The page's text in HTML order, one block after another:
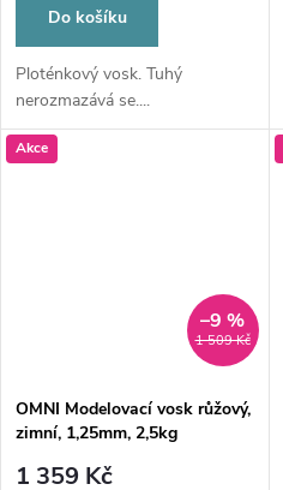
Do košíku
Ploténkový vosk. Tuhý
nerozmazává se....
Akce
1 509 Kč
–9 %
OMNI Modelovací vosk růžový,
zimní, 1,25mm, 2,5kg
1 359 Kč